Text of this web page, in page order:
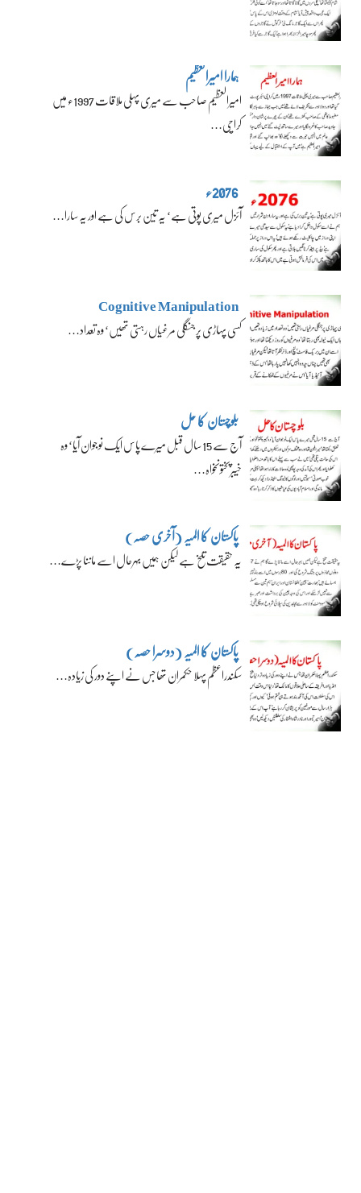
ہمارا امیرالعظیم
امیرالعظیم صاحب سے میری پہلی ملاقات 1997ء میں
کراچی…
2076ء
آئزل میری پوتی ہے‘ یہ تین برس کی ہے اور یہ سارا…
Cognitive Manipulation
کسی پہاڑی پر جنگلی مرغیاں رہتی تھیں‘ وہ تعداد…
بلوچستان کا حل
آج سے 15 سال قبل میرے پاس ایک نوجوان آیا‘ وہ
خیبرپختونخواہ…
پاکستان کا المیہ (آخری حصہ)
یہ حقیقت تلخ ہے لیکن ہمیں بہرحال اسے ماننا پڑے…
پاکستان کا المیہ (دوسرا حصہ)
سکندراعظم پہلا حکمران تھا جس نے اپنے دور کی زیادہ…